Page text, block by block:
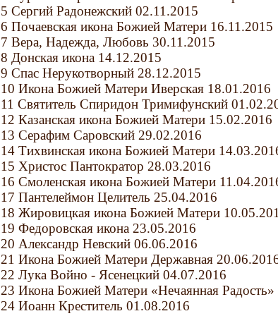
5 Сергий Радонежский 02.11.2015
6 Почаевская икона Божией Матери 16.11.2015
7 Вера, Надежда, Любовь 30.11.2015
8 Донская икона 14.12.2015
9 Спас Нерукотворный 28.12.2015
10 Икона Божией Матери Иверская 18.01.2016
11 Святитель Спиридон Тримифунский
12 Казанская икона Божией Матери 15.02.2016
13 Серафим Саровский 29.02.2016
14 Тихвинская икона Божией Матери
15 Христос Пантократор 28.03.2016
16 Смоленская икона Божией Матери
17 Пантелеймон Целитель 25.04.2016
18 Жировицкая икона Божией Матери
19 Федоровская икона 23.05.2016
20 Александр Невский 06.06.2016
21 Икона Божией Матери Державная
22 Лука Войно - Ясенецкий 04.07.2016
23 Икона Божией Матери «Нечаянная
24 Иоанн Креститель 01.08.2016